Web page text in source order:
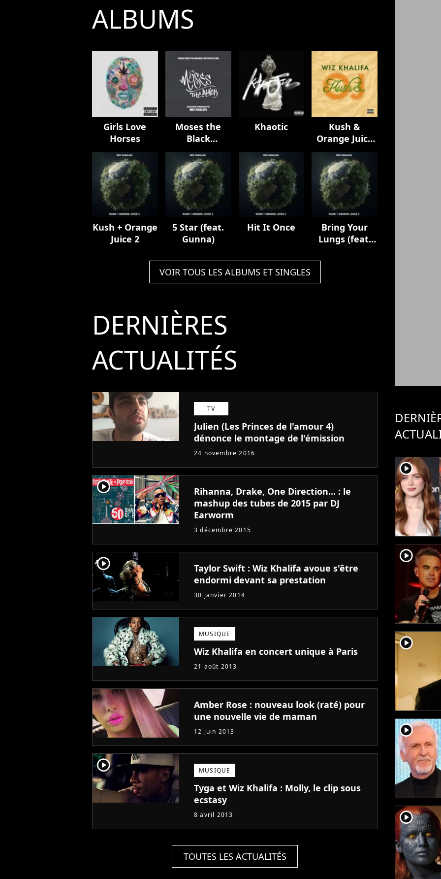
ALBUMS
Girls Love
Horses
Moses the
Black
Soundtrack
Khaotic
Kush &
Orange Juice
(15th
Anniversary)
Kush + Orange
Juice 2
5 Star (feat.
Gunna)
Hit It Once
Bring Your
Lungs (feat.
VOIR TOUS LES ALBUMS ET SINGLES
DERNIÈRES
ACTUALITÉS
TV
Julien (Les Princes de l'amour 4)
dénonce le montage de l'émission
24 novembre 2016
player2
Rihanna, Drake, One Direction... : le
mashup des tubes de 2015 par DJ
Earworm
3 décembre 2015
player2
Taylor Swift : Wiz Khalifa avoue s'être
endormi devant sa prestation
30 janvier 2014
MUSIQUE
Wiz Khalifa en concert unique à Paris
21 août 2013
Amber Rose : nouveau look (raté) pour
une nouvelle vie de maman
12 juin 2013
player2 MUSIQUE
Tyga et Wiz Khalifa : Molly, le clip sous
ecstasy
8 avril 2013
TOUTES LES ACTUALITÉS
player2
player2
player2
player2
player2